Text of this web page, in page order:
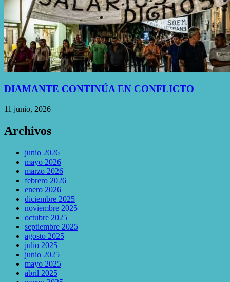
DIAMANTE CONTINÚA EN CONFLICTO
11 junio, 2026
Archivos
junio 2026
mayo 2026
marzo 2026
febrero 2026
enero 2026
diciembre 2025
noviembre 2025
octubre 2025
septiembre 2025
agosto 2025
julio 2025
junio 2025
mayo 2025
abril 2025